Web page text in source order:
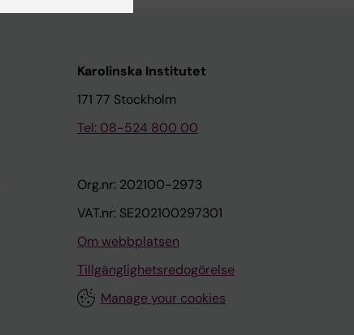
Karolinska Institutet
171 77 Stockholm
Tel: 08-524 800 00
Org.nr: 202100-2973
VAT.nr: SE202100297301
Om webbplatsen
Tillgänglighetsredogörelse
Manage your cookies